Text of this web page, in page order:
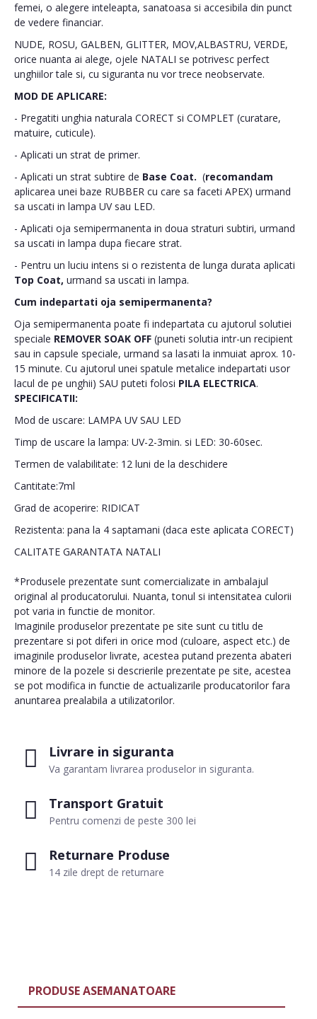
Livrare in siguranta
Va garantam livrarea produselor in siguranta.
Transport Gratuit
Pentru comenzi de peste 300 lei
Returnare Produse
14 zile drept de returnare
femei, o alegere inteleapta, sanatoasa si accesibila din punct
de vedere financiar.
NUDE, ROSU, GALBEN, GLITTER, MOV,ALBASTRU, VERDE,
orice nuanta ai alege, ojele NATALI se potrivesc perfect
unghiilor tale si, cu siguranta nu vor trece neobservate.
MOD DE APLICARE:
- Pregatiti unghia naturala CORECT si COMPLET (curatare,
matuire, cuticule).
- Aplicati un strat de primer.
- Aplicati un strat subtire de Base Coat. (recomandam
aplicarea unei baze RUBBER cu care sa faceti APEX) urmand
sa uscati in lampa UV sau LED.
- Aplicati oja semipermanenta in doua straturi subtiri, urmand
sa uscati in lampa dupa fiecare strat.
- Pentru un luciu intens si o rezistenta de lunga durata aplicati
Top Coat, urmand sa uscati in lampa.
Cum indepartati oja semipermanenta?
Oja semipermanenta poate fi indepartata cu ajutorul solutiei
speciale REMOVER SOAK OFF (puneti solutia intr-un recipient
sau in capsule speciale, urmand sa lasati la inmuiat aprox. 10-
15 minute. Cu ajutorul unei spatule metalice indepartati usor
lacul de pe unghii) SAU puteti folosi PILA ELECTRICA.
SPECIFICATII:
Mod de uscare: LAMPA UV SAU LED
Timp de uscare la lampa: UV-2-3min. si LED: 30-60sec.
Termen de valabilitate: 12 luni de la deschidere
Cantitate:7ml
Grad de acoperire: RIDICAT
Rezistenta: pana la 4 saptamani (daca este aplicata CORECT)
CALITATE GARANTATA NATALI
*Produsele prezentate sunt comercializate in ambalajul
original al producatorului. Nuanta, tonul si intensitatea culorii
pot varia in functie de monitor.
Imaginile produselor prezentate pe site sunt cu titlu de
prezentare si pot diferi in orice mod (culoare, aspect etc.) de
imaginile produselor livrate, acestea putand prezenta abateri
minore de la pozele si descrierile prezentate pe site, acestea
se pot modifica in functie de actualizarile producatorilor fara
anuntarea prealabila a utilizatorilor.
PRODUSE ASEMANATOARE